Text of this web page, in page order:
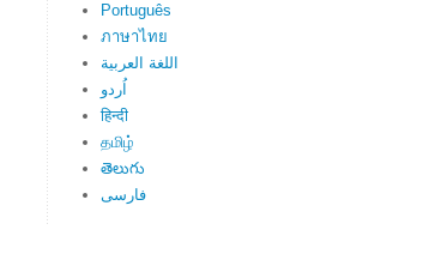
Português
ภาษาไทย
اللغة العربية
اُردو
हिन्दी
தமிழ்
తెలుగు
فارسی